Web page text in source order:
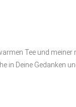
Tee und meiner
in Deine Gedanken